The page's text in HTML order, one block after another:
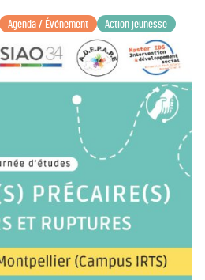
Agenda / Événement Action jeunesse